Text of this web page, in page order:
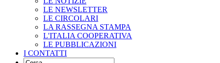
LE NEWSLETTER
LE CIRCOLARI
LA RASSEGNA STAMPA
L'ITALIA COOPERATIVA
LE PUBBLICAZIONI
I CONTATTI